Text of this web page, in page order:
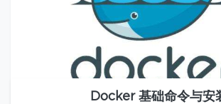
Docker 基础命令与安